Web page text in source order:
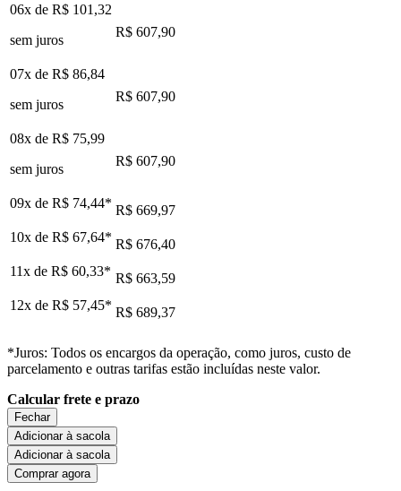
06x de R$ 101,32
sem juros
R$ 607,90
07x de R$ 86,84
sem juros
R$ 607,90
08x de R$ 75,99
sem juros
R$ 607,90
09x de R$ 74,44* R$ 669,97
10x de R$ 67,64* R$ 676,40
11x de R$ 60,33* R$ 663,59
12x de R$ 57,45* R$ 689,37
*Juros: Todos os encargos da operação, como juros, custo de
parcelamento e outras tarifas estão incluídas neste valor.
Calcular frete e prazo
Fechar
Adicionar à sacola
Adicionar à sacola
Comprar agora